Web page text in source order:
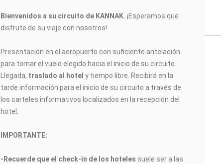
Bienvenidos a su circuito de KANNAK.¡Esperamos que
disfrute de su viaje con nosotros!
Presentación en el aeropuerto con suficiente antelación
para tomar el vuelo elegido hacia el inicio de su circuito.
Llegada, traslado al hotely tiempo libre. Recibirá en la
tarde información para el inicio de su circuito a través de
los carteles informativos localizados en la recepción del
hotel.
IMPORTANTE:
-Recuerde que el check-in de los hoteles suele ser a las